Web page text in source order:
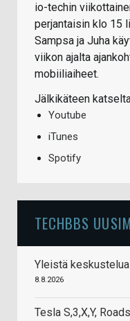
io-techin
perjantaisin klo 15
Sampsa ja Juha
viikon ajalta
mobiiliaiheet.
Jälkikäteen
Youtube
iTunes
Spotify
TECHBBS
Yleistä
8.8.2026
Tesla S,3,X,Y,